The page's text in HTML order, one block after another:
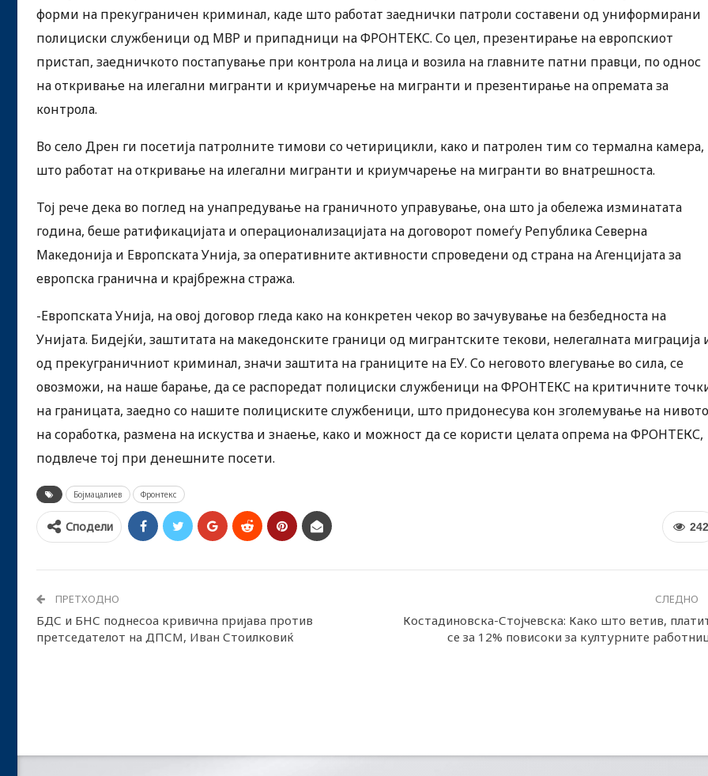
форми на прекуграничен криминал, каде што работат заеднички патроли составени од униформирани
полициски службеници од МВР и припадници на ФРОНТЕКС. Со цел, презентирање на европскиот
пристап, заедничкото постапување при контрола на лица и возила на главните патни правци, по однос
на откривање на илегални мигранти и криумчарење на мигранти и презентирање на опремата за
контрола.
Во село Дрен ги посетија патролните тимови со четирицикли, како и патролен тим со термална камера,
што работат на откривање на илегални мигранти и криумчарење на мигранти во внатрешноста.
Тој рече дека во поглед на унапредување на граничното управување, она што ја обележа изминатата
година, беше ратификацијата и операционализацијата на договорот помеѓу Република Северна
Македонија и Европската Унија, за оперативните активности спроведени од страна на Агенцијата за
европска гранична и крајбрежна стража.
-Европската Унија, на овој договор гледа како на конкретен чекор во зачувување на безбедноста на
Унијата. Бидејќи, заштитата на македонските граници од мигрантските текови, нелегалната миграција
од прекуграничниот криминал, значи заштита на границите на ЕУ. Со неговото влегување во сила, се
овозможи, на наше барање, да се распоредат полициски службеници на ФРОНТЕКС на критичните
на границата, заедно со нашите полициските службеници, што придонесува кон зголемување на нивото
на соработка, размена на искуства и знаење, како и можност да се користи целата опрема на ФРОНТЕКС,
подвлече тој при денешните посети.
Бојмацалиев Фронтекс
242
Сподели
ПРЕТХОДНО
БДС и БНС поднесоа кривична пријава против
претседателот на ДПСМ, Иван Стоилковиќ
СЛЕДНО
Костадиновска-Стојчевска: Како што ветив,
се за 12% повисоки за културните